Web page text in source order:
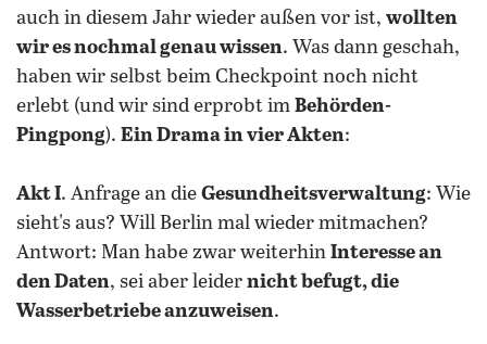
auch in diesem Jahr wieder außen vor ist, wollten
wir es nochmal genau wissen. Was dann geschah,
haben wir selbst beim Checkpoint noch nicht
erlebt (und wir sind erprobt im Behörden-
Pingpong). Ein Drama in vier Akten:
Akt I. Anfrage an die Gesundheitsverwaltung: Wie
sieht's aus? Will Berlin mal wieder mitmachen?
Antwort: Man habe zwar weiterhin Interesse an
den Daten, sei aber leider nicht befugt, die
Wasserbetriebe anzuweisen.